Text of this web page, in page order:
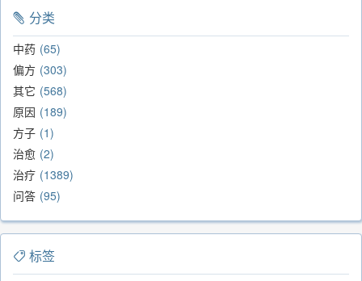
分类
中药 65
偏方 303
其它 568
原因 189
方子 1
治愈 2
治疗 1389
问答 95
标签